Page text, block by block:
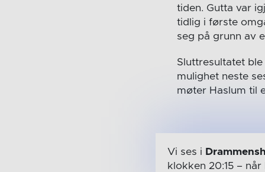
tiden. Gutta var
tidlig i første
seg på grunn av
Sluttresultatet
mulighet neste
møter Haslum til
Vi ses i
klokken 20:15– når